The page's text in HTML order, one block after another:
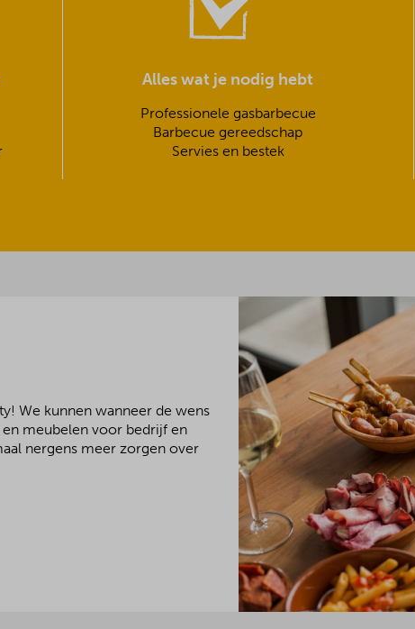
Alles wat je nodig hebt
Professionele gasbarbecue
Barbecue gereedschap
Servies en bestek
We kunnen wanneer de wens
meubelen voor bedrijf en
nergens meer zorgen over